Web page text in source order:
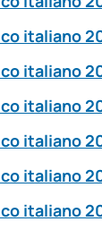
italiano
italiano
italiano
italiano
italiano
italiano